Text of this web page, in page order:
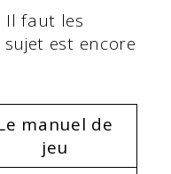
Il faut les
est encore
manuel de
jeu